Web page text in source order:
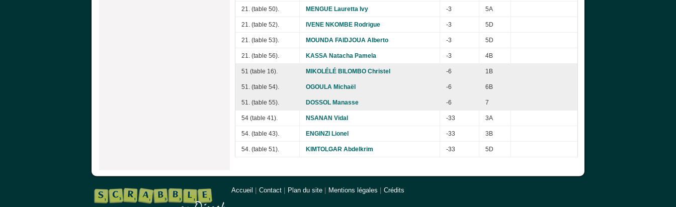
21. (table 50). MENGUE Lauretta Ivy -3 5A
21. (table 52). IVENE NKOMBE Rodrigue -3 5D
21. (table 53). MOUNDA FAIDJOUA Alberto -3 5D
21. (table 56). KASSA Natacha Pamela -3 4B
51 (table 16). MIKOLÉLÉ BILOMBO Christel -6 1B
51. (table 54). OGOULA Michaël -6 6B
51. (table 55). DOSSOL Manasse -6 7
54 (table 41). NSANAN Vidal -33 3A
54. (table 43). ENGINZI Lionel -33 3B
54. (table 51). KIMTOLGAR Abdelkrim -33 5D
Accueil Contact Plan du site Mentions légales Crédits